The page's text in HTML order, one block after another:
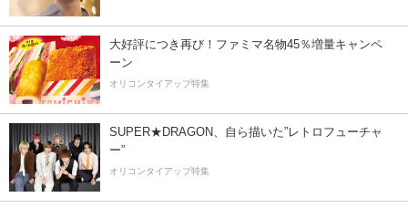
大好評につき再び！ファミマ名物45％増量キャンペ
ーン
オリコンタイアップ特集
SUPER★DRAGON、自ら描いた”レトロフューチャ
ー”
オリコンタイアップ特集